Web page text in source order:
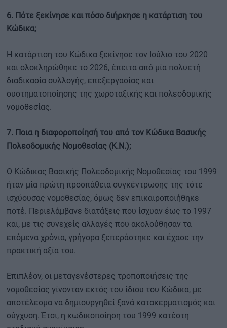
6. Πότε ξεκίνησε και πόσο διήρκησε η κατάρτιση του
Κώδικα;
Η κατάρτιση του Κώδικα ξεκίνησε τον Ιούλιο του 2020
και ολοκληρώθηκε το 2026, έπειτα από μία πολυετή
διαδικασία συλλογής, επεξεργασίας και
συστηματοποίησης της χωροταξικής και πολεοδομικής
νομοθεσίας.
7. Ποια η διαφοροποίησή του από τον Κώδικα Βασικής
Πολεοδομικής Νομοθεσίας (Κ.Ν.);
Ο Κώδικας Βασικής Πολεοδομικής Νομοθεσίας του 1999
ήταν μία πρώτη προσπάθεια συγκέντρωσης της τότε
ισχύουσας νομοθεσίας, όμως δεν επικαιροποιήθηκε
ποτέ. Περιελάμβανε διατάξεις που ίσχυαν έως το 1997
και, με τις συνεχείς αλλαγές που ακολούθησαν τα
επόμενα χρόνια, γρήγορα ξεπεράστηκε και έχασε την
πρακτική αξία του.
Επιπλέον, οι μεταγενέστερες τροποποιήσεις της
νομοθεσίας γίνονταν εκτός του ίδιου του Κώδικα, με
αποτέλεσμα να δημιουργηθεί ξανά κατακερματισμός και
σύγχυση. Έτσι, η κωδικοποίηση του 1999 κατέστη